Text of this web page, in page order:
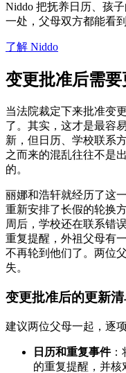
Niddo 把抚养日历、孩
一处，父母双方都能看到
了解 Niddo
变更批准后需要
当法院裁定下来批准变
了。其实，这才是最容
新，但日历、学校联系
之而来的混乱往往不是
的。
丽娜和浩轩就经历了这
重新安排了长假的轮换
周后，学校还在联系错
重复提醒，外祖父母有
不再轮到他们了。两位
失。
变更批准后的更新
建议两位父母一起，逐
日历和重复事件：
的重复提醒，并核